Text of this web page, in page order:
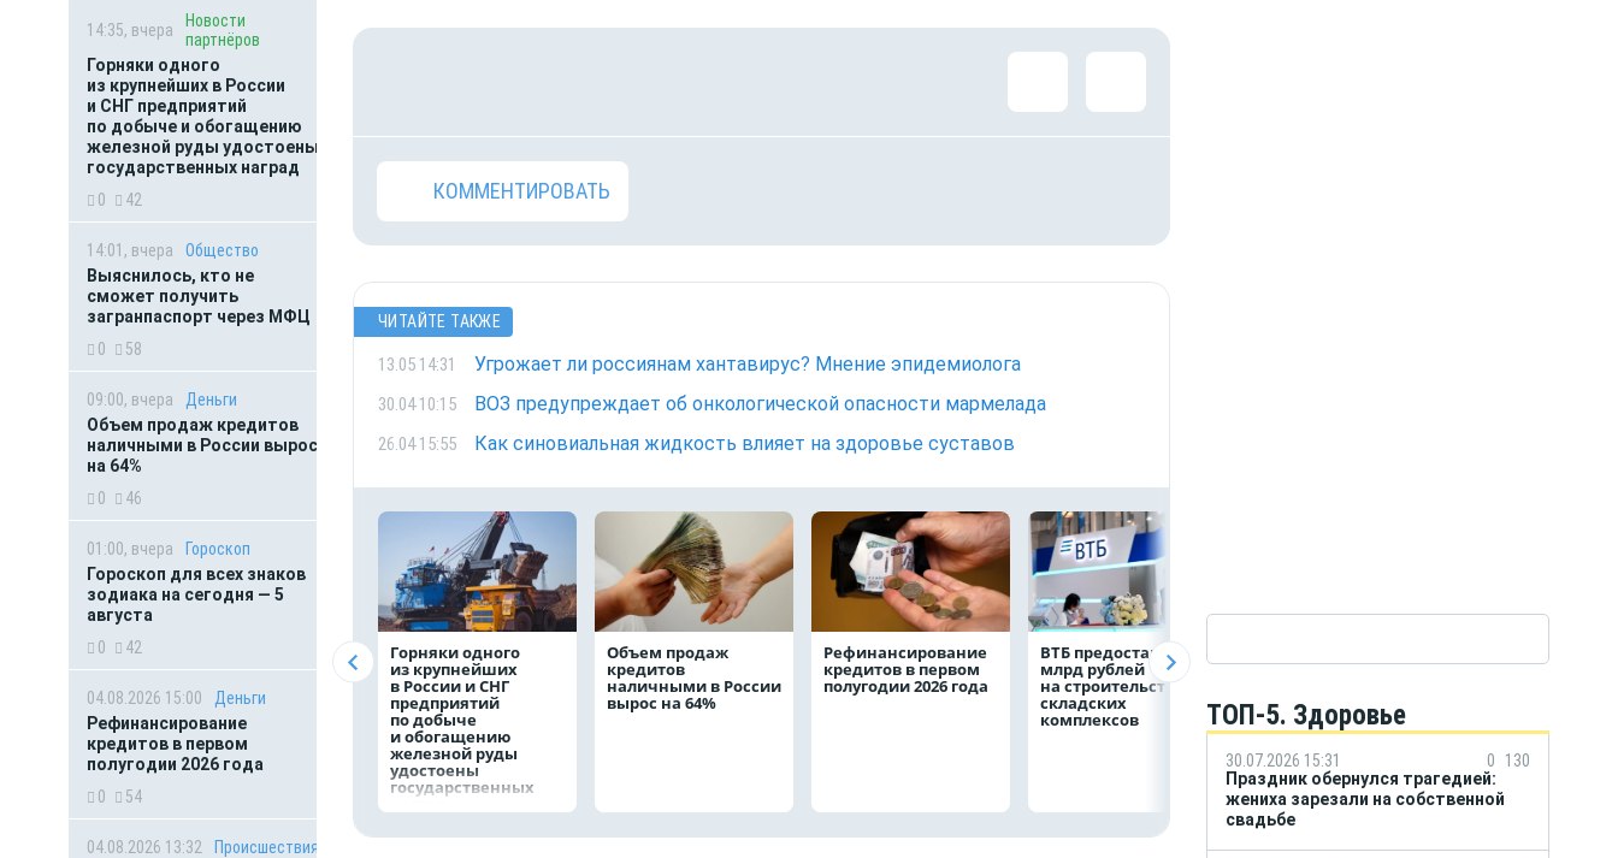
14:35, вчера
Новости
партнёров
Горняки одного
из крупнейших в России
и СНГ предприятий
по добыче и обогащению
железной руды удостоены
государственных наград
0
42
14:01, вчера
Общество
Выяснилось, кто не
сможет получить
загранпаспорт через МФЦ
0
58
09:00, вчера
Деньги
Объем продаж кредитов
наличными в России вырос
на 64%
0
46
01:00, вчера
Гороскоп
Гороскоп для всех знаков
зодиака на сегодня — 5
августа
0
42
04.08.2026 15:00
Деньги
Рефинансирование
кредитов в первом
полугодии 2026 года
0
54
04.08.2026 13:32
Происшествия
КОММЕНТИРОВАТЬ
ЧИТАЙТЕ ТАКЖЕ
13.05 14:31 Угрожает ли россиянам хантавирус? Мнение эпидемиолога
30.04 10:15 ВОЗ предупреждает об онкологической опасности мармелада
26.04 15:55 Как синовиальная жидкость влияет на здоровье суставов
Горняки одного
из крупнейших
в России и СНГ
предприятий
по добыче
и обогащению
железной руды
удостоены
государственных
наград
Объем продаж
кредитов
наличными в России
вырос на 64%
Рефинансирование
кредитов в первом
полугодии 2026 года
ВТБ предоставит 4,9
млрд рублей
на строительство
складских
комплексов
дальневосточного
шесть раз
ТОП-5. Здоровье
30.07.2026 15:31 0
130
Праздник обернулся трагедией:
жениха зарезали на собственной
свадьбе